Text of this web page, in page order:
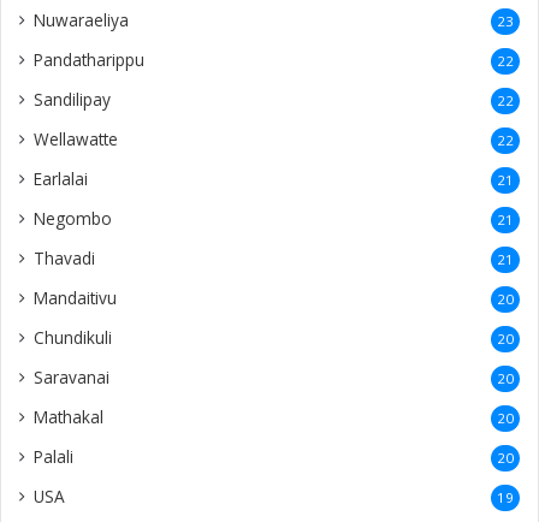
Nuwaraeliya 23
Pandatharippu 22
Sandilipay 22
Wellawatte 22
Earlalai 21
Negombo 21
Thavadi 21
Mandaitivu 20
Chundikuli 20
Saravanai 20
Mathakal 20
Palali 20
USA 19